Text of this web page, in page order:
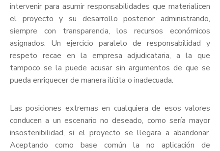
intervenir para asumir responsabilidades que materialicen
el proyecto y su desarrollo posterior administrando,
siempre con transparencia, los recursos económicos
asignados. Un ejercicio paralelo de responsabilidad y
respeto recae en la empresa adjudicataria, a la que
tampoco se la puede acusar sin argumentos de que se
pueda enriquecer de manera ilícita o inadecuada.
​Las posiciones extremas en cualquiera de esos valores
conducen a un escenario no deseado, como sería mayor
insostenibilidad, si el proyecto se llegara a abandonar.
Aceptando como base común la no aplicación de